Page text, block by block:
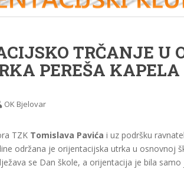
TRČANJE U
PEREŠA KAPELA
OK Bjelovar
TZK Tomislava Pavića i uz podršku
održana je orijentacijska utrka u osnovnoj
se Dan škole, a orijentacija je bila